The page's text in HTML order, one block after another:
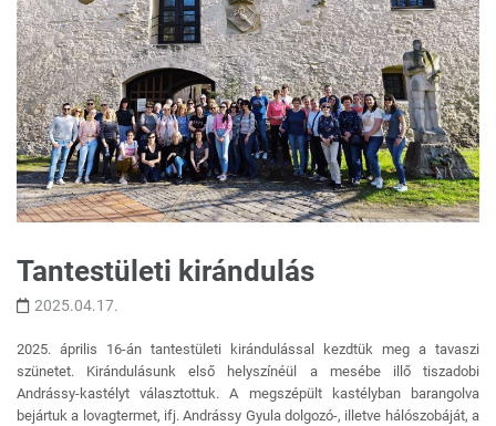
Tantestületi kirándulás
2025.04.17.
2025. április 16-án tantestületi kirándulással kezdtük meg a tavaszi
szünetet. Kirándulásunk első helyszínéül a mesébe illő tiszadobi
Andrássy-kastélyt választottuk. A megszépült kastélyban barangolva
bejártuk a lovagtermet, ifj. Andrássy Gyula dolgozó-, illetve hálószobáját, a